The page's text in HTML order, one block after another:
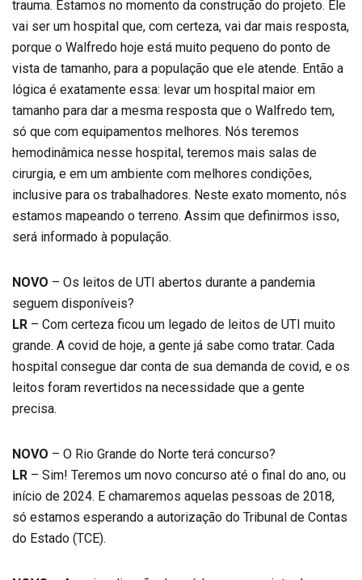
trauma. Estamos no momento da construção do projeto. Ele
vai ser um hospital que, com certeza, vai dar mais resposta,
porque o Walfredo hoje está muito pequeno do ponto de
vista de tamanho, para a população que ele atende. Então a
lógica é exatamente essa: levar um hospital maior em
tamanho para dar a mesma resposta que o Walfredo tem,
só que com equipamentos melhores. Nós teremos
hemodinâmica nesse hospital, teremos mais salas de
cirurgia, e em um ambiente com melhores condições,
inclusive para os trabalhadores. Neste exato momento, nós
estamos mapeando o terreno. Assim que definirmos isso,
será informado à população.
NOVO – Os leitos de UTI abertos durante a pandemia
seguem disponíveis?
LR – Com certeza ficou um legado de leitos de UTI muito
grande. A covid de hoje, a gente já sabe como tratar. Cada
hospital consegue dar conta de sua demanda de covid, e os
leitos foram revertidos na necessidade que a gente
precisa.
NOVO – O Rio Grande do Norte terá concurso?
LR – Sim! Teremos um novo concurso até o final do ano, ou
início de 2024. E chamaremos aquelas pessoas de 2018,
só estamos esperando a autorização do Tribunal de Contas
do Estado (TCE).